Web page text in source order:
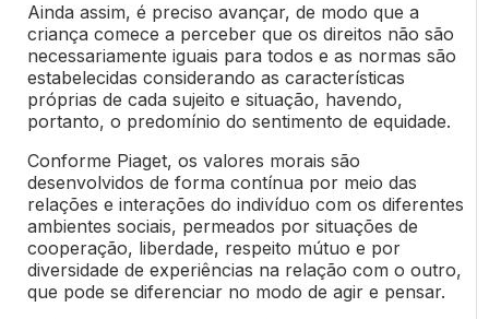
Ainda assim, é preciso avançar, de modo que a
criança comece a perceber que os direitos não são
necessariamente iguais para todos e as normas são
estabelecidas considerando as características
próprias de cada sujeito e situação, havendo,
portanto, o predomínio do sentimento de equidade.
Conforme Piaget, os valores morais são
desenvolvidos de forma contínua por meio das
relações e interações do indivíduo com os diferentes
ambientes sociais, permeados por situações de
cooperação, liberdade, respeito mútuo e por
diversidade de experiências na relação com o outro,
que pode se diferenciar no modo de agir e pensar.